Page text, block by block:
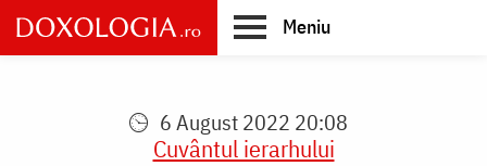
Skip
to
main
Meniu
6 August 2022 20:08
Cuvântul ierarhului